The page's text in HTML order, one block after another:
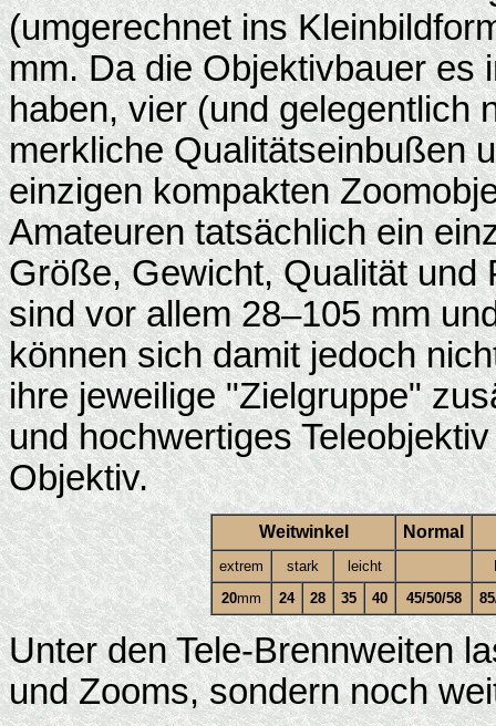
(umgerechnet ins
mm. Da die Objektivbauer es
haben, vier (und gelegentlich
merkliche Qualitätseinbußen
einzigen kompakten
Amateuren tatsächlich ein
Größe, Gewicht, Qualität und
sind vor allem 28–105 mm
können sich damit jedoch
ihre jeweilige "Zielgruppe"
und hochwertiges
Objektiv.
Weitwinkel Normal
extrem stark leicht
20mm 24 28 35 40 45/50/58
Unter den Tele-Brennweiten
und Zooms, sondern noch